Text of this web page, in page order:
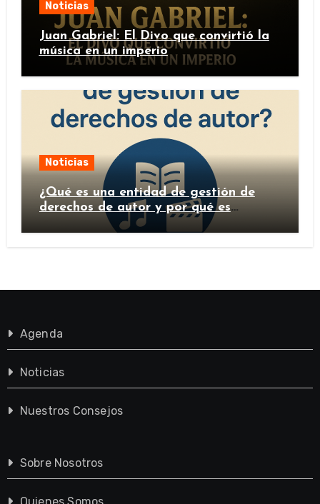
Noticias
Juan Gabriel: El Divo que convirtió la
música en un imperio
Noticias
¿Qué es una entidad de gestión de
derechos de autor y por qué es
importante?
Agenda
Noticias
Nuestros Consejos
Sobre Nosotros